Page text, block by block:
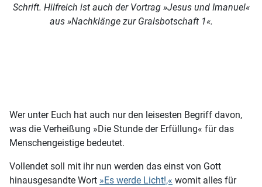
Schrift. Hilfreich ist auch der Vortrag »Jesus und Imanuel«
aus »Nachklänge zur Gralsbotschaft 1«.
Wer unter Euch hat auch nur den leisesten Begriff davon,
was die Verheißung »Die Stunde der Erfüllung« für das
Menschengeistige bedeutet.
Vollendet soll mit ihr nun werden das einst von Gott
hinausgesandte Wort »Es werde Licht!,« womit alles für